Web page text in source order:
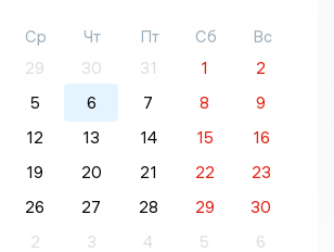
Ср Чт Пт Сб
Вс
29 30 31 1
2
5 6 7 8
9
12 13 14 15
16
19 20 21 22
23
26 27 28 29
30
2 3 4 5 6